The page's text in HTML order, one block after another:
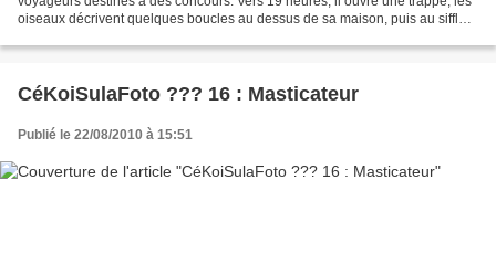
oiseaux décrivent quelques boucles au dessus de sa maison, puis au sifflet
CéKoiSulaFoto ??? 16 : Masticateur
Publié le 22/08/2010 à 15:51